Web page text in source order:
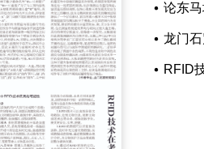
论东
龙门
RFID